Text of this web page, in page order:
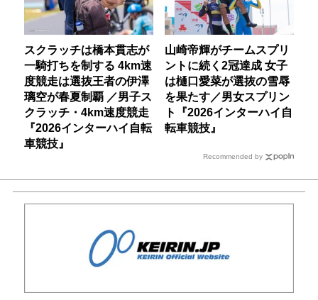
スクラッチは橋本貫志が
一騎打ちを制する 4km速
度競走は選抜王者の伊澤
璃空が春夏制覇 ／男子ス
クラッチ・4km速度競走
『2026インターハイ自転
車競技』
山崎帝輝がチームスプリ
ントに続く2冠達成 女子
は樋口愛菜が選抜の雪辱
を果たす／男女スプリン
ト『2026インターハイ自
転車競技』
Recommended by